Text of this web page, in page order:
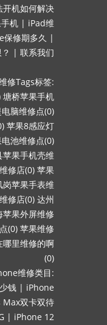
开机如何解决
机 | iPad维
修期多久 |
| 联系我们
修Tags标签:
塘桥苹果手机
脑维修点(0)
苹果8感应灯
池维修点(0)
苹果手机壳维
修店(0) 苹果
岗苹果手表维
修店(0) 达州
苹果外屏维修
(0) 苹果维修
哪里维修的啊
(0)
维修类目:
钱 | iPhone
Max双卡双待
| iPhone 12